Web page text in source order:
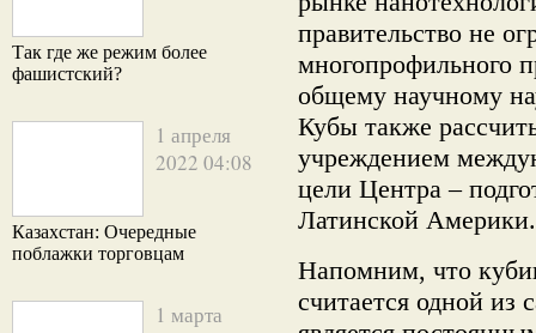
Так где же режим более
фашистский?
1 апреля
2022 04:08
Казахстан: Очередные
поблажки торговцам
1 марта
правительство не
многопрофильного
общему научному
Кубы также
учреждением
цели Центра –
Латинской Америки.
Напомним, что
считается одной из